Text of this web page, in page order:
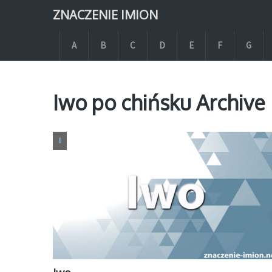
ZNACZENIE IMION
A B C D E F G
Iwo po chińsku Archive
I